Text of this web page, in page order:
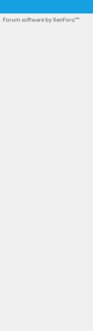
Forum software by XenForo™